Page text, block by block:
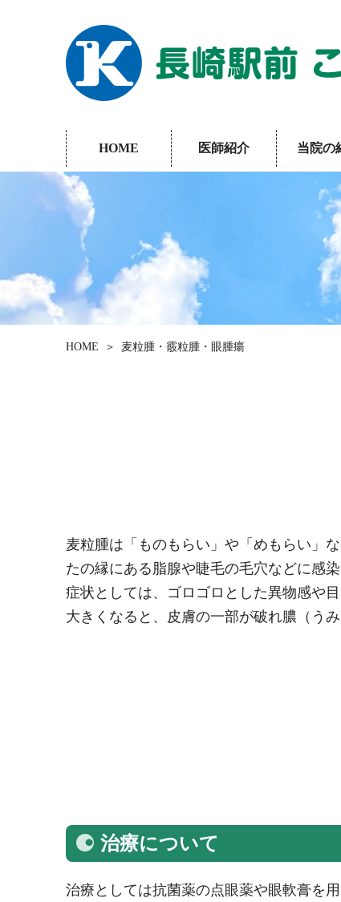
HOME 医師紹介 当院の
HOME 麦粒腫・霰粒腫・眼腫瘍
麦粒腫は「ものもらい」や「めもらい」
たの縁にある脂腺や睫毛の毛穴などに感
症状としては、ゴロゴロとした異物感や
大きくなると、皮膚の一部が破れ膿（う
治療について
治療としては抗菌薬の点眼薬や眼軟膏を